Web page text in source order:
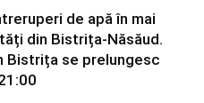
de apă în mai
din Bistrița-Năsăud.
Bistrița se prelungesc